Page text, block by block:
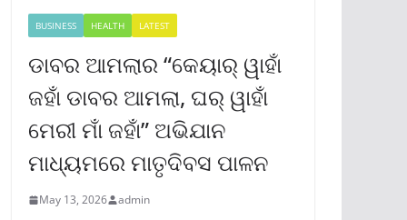
BUSINESS HEALTH LATEST
ଡାବର ଆମଲାର “କେୟାର୍ ୱାହାଁ
ଜହାଁ ଡାବର ଆମଲା, ଘର୍ ୱାହାଁ
ମେରୀ ମାଁ ଜହାଁ” ଅଭିଯାନ
ମାଧ୍ୟମରେ ମାତୃଦିବସ ପାଳନ
May 13, 2026 admin